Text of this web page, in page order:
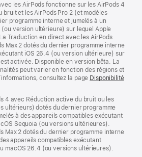
les AirPods fonctionne sur les AirPods 4
bruit et les AirPods Pro 2 (et modèles
programme interne et jumelés à un
(ou version ultérieure) sur lequel Apple
Traduction en direct avec les AirPods
Max 2 dotés du dernier programme interne
iOS 26.4 (ou version ultérieure) sur
activée. Disponible en version bêta. La
peut varier en fonction des régions et
consultez la page Disponibilité
4 avec Réduction active du bruit ou les
ultérieurs) dotés du dernier programme
à des appareils compatibles exécutant
Sequoia (ou versions ultérieures).
Max 2 dotés du dernier programme interne
appareils compatibles exécutant
macOS 26.4 (ou versions ultérieures).